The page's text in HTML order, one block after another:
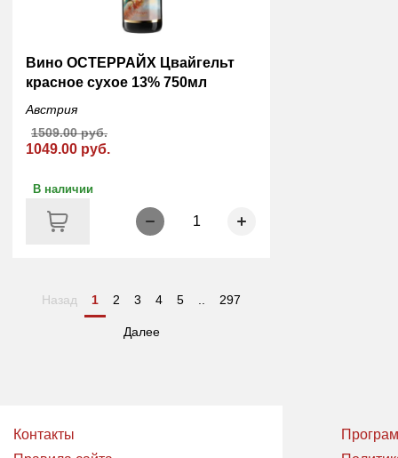
Вино ОСТЕРРАЙХ Цвайгельт
красное сухое 13% 750мл
Австрия
1049.00 руб.
1509.00 руб.
В наличии
1
Назад 1 2 3 4 5 297
Далее
Контакты